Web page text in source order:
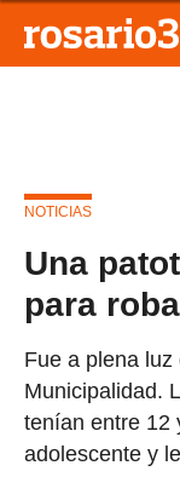
NOTICIAS
Una
para
Fue a plena
Municipalidad.
tenían entre 12
adolescente y